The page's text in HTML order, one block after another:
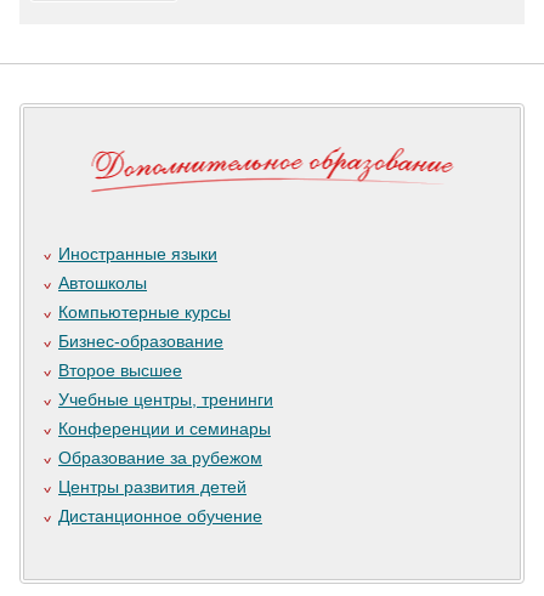
Иностранные языки
Автошколы
Компьютерные курсы
Бизнес-образование
Второе высшее
Учебные центры, тренинги
Конференции и семинары
Образование за рубежом
Центры развития детей
Дистанционное обучение